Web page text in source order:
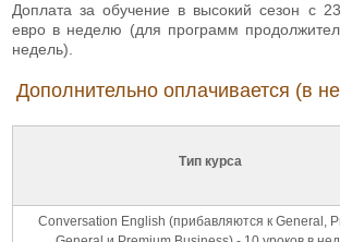
Доплата за обучение в высокий сезон с
евро в неделю (для программ
недель).
Дополнительно оплачивается (в
Тип курса
Conversation English (прибавляются к General,